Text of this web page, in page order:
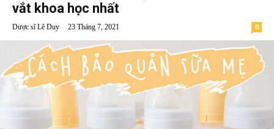
vắt khoa học nhất
Dược sĩ Lê Duy - 23 Tháng 7, 2021 0